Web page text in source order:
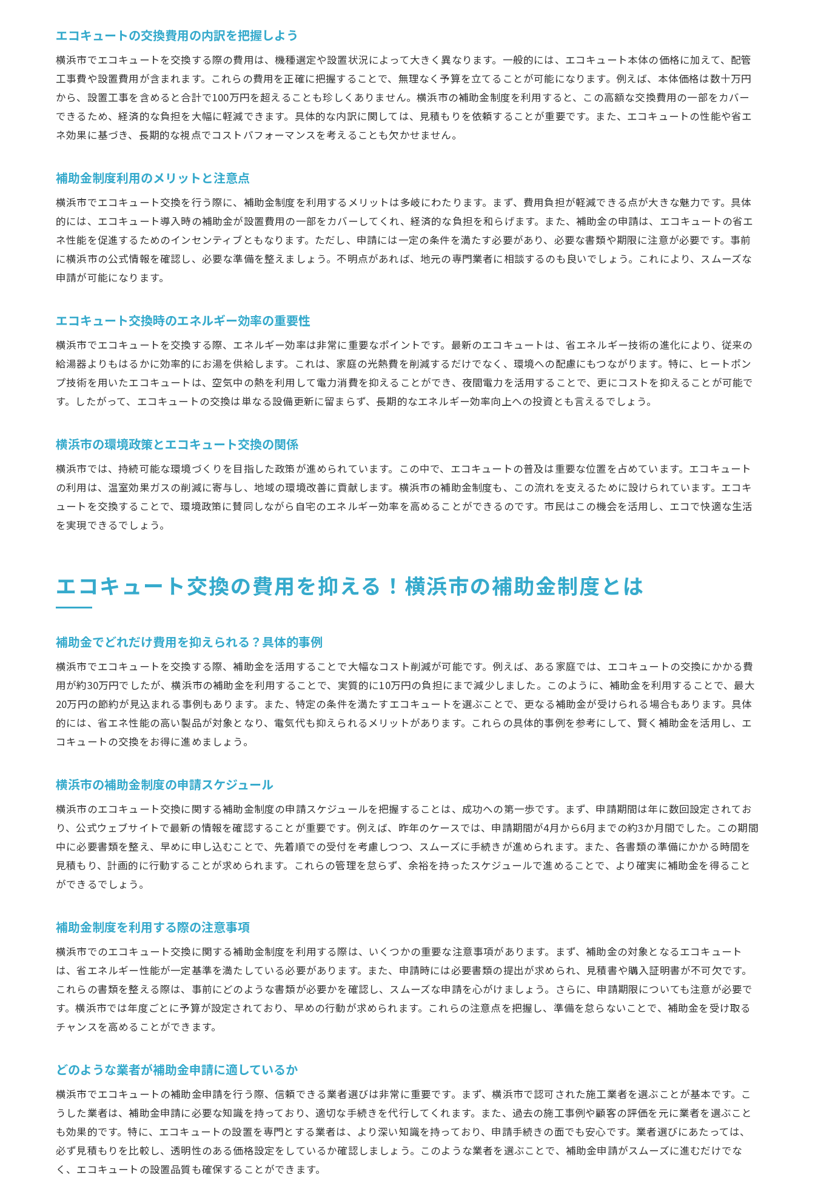
複数の補助金を併用する場合の注意点
補助金制度の改定情報を常にチェック
プロのサポートと自己準備、どちらが良いのか
補助金制度を利用したエコ家電選びのコツ
補助金を利用したエコキュートの維持費節約法
補助金だけでなくリースやローンも活用しよう
保険と補助金の組み合わせで安心の交換
交換時期を見極めて最大限の補助金を受け取る
成功事例に学ぶ！補助金活用法
補助金制度の変更に柔軟に対応する方法
実体験から紐解く補助金申請の裏技
エコキュート交換後における補助金の影響
地域特性を考慮した補助金活用のコツ
横浜市でのエコキュート交換に役立つ補助金申請のコツ
初めての申請でも安心！成功のための基本ポイント
申請窓口でのよくある質問とその回答
申請に強い業者選びのポイント
エコキュート交換のための最新補助金情報の入手法
横浜市でのエコキュート交換を補助金でお得に！手続きガイド
申請書類の書き方ガイドとサンプル
補助金制度を理解するための学習リソース
成功するためのプロとの連携術
補助金申請後の対応とフォローアップ
エコキュート交換後のアフターサポートを活用する
エコキュートの交換費用の内訳を把握しよう
横浜市でエコキュートを交換する際の費用は、機種選定や設置状況によって大きく異なります。一般的には、エコキュート本体の価格に加えて、配管
工事費や設置費用が含まれます。これらの費用を正確に把握することで、無理なく予算を立てることが可能になります。例えば、本体価格は数十万円
から、設置工事を含めると合計で100万円を超えることも珍しくありません。横浜市の補助金制度を利用すると、この高額な交換費用の一部をカバー
できるため、経済的な負担を大幅に軽減できます。具体的な内訳に関しては、見積もりを依頼することが重要です。また、エコキュートの性能や省エ
ネ効果に基づき、長期的な視点でコストパフォーマンスを考えることも欠かせません。
補助金制度利用のメリットと注意点
横浜市でエコキュート交換を行う際に、補助金制度を利用するメリットは多岐にわたります。まず、費用負担が軽減できる点が大きな魅力です。具体
的には、エコキュート導入時の補助金が設置費用の一部をカバーしてくれ、経済的な負担を和らげます。また、補助金の申請は、エコキュートの省エ
ネ性能を促進するためのインセンティブともなります。ただし、申請には一定の条件を満たす必要があり、必要な書類や期限に注意が必要です。事前
に横浜市の公式情報を確認し、必要な準備を整えましょう。不明点があれば、地元の専門業者に相談するのも良いでしょう。これにより、スムーズな
申請が可能になります。
エコキュート交換時のエネルギー効率の重要性
横浜市でエコキュートを交換する際、エネルギー効率は非常に重要なポイントです。最新のエコキュートは、省エネルギー技術の進化により、従来の
給湯器よりもはるかに効率的にお湯を供給します。これは、家庭の光熱費を削減するだけでなく、環境への配慮にもつながります。特に、ヒートポン
プ技術を用いたエコキュートは、空気中の熱を利用して電力消費を抑えることができ、夜間電力を活用することで、更にコストを抑えることが可能で
す。したがって、エコキュートの交換は単なる設備更新に留まらず、長期的なエネルギー効率向上への投資とも言えるでしょう。
横浜市の環境政策とエコキュート交換の関係
横浜市では、持続可能な環境づくりを目指した政策が進められています。この中で、エコキュートの普及は重要な位置を占めています。エコキュート
の利用は、温室効果ガスの削減に寄与し、地域の環境改善に貢献します。横浜市の補助金制度も、この流れを支えるために設けられています。エコキ
ュートを交換することで、環境政策に賛同しながら自宅のエネルギー効率を高めることができるのです。市民はこの機会を活用し、エコで快適な生活
を実現できるでしょう。
エコキュート交換の費用を抑える！横浜市の補助金制度とは
補助金でどれだけ費用を抑えられる？具体的事例
横浜市でエコキュートを交換する際、補助金を活用することで大幅なコスト削減が可能です。例えば、ある家庭では、エコキュートの交換にかかる費
用が約30万円でしたが、横浜市の補助金を利用することで、実質的に10万円の負担にまで減少しました。このように、補助金を利用することで、最大
20万円の節約が見込まれる事例もあります。また、特定の条件を満たすエコキュートを選ぶことで、更なる補助金が受けられる場合もあります。具体
的には、省エネ性能の高い製品が対象となり、電気代も抑えられるメリットがあります。これらの具体的事例を参考にして、賢く補助金を活用し、エ
コキュートの交換をお得に進めましょう。
横浜市の補助金制度の申請スケジュール
横浜市のエコキュート交換に関する補助金制度の申請スケジュールを把握することは、成功への第一歩です。まず、申請期間は年に数回設定されてお
り、公式ウェブサイトで最新の情報を確認することが重要です。例えば、昨年のケースでは、申請期間が4月から6月までの約3か月間でした。この期間
中に必要書類を整え、早めに申し込むことで、先着順での受付を考慮しつつ、スムーズに手続きが進められます。また、各書類の準備にかかる時間を
見積もり、計画的に行動することが求められます。これらの管理を怠らず、余裕を持ったスケジュールで進めることで、より確実に補助金を得ること
ができるでしょう。
補助金制度を利用する際の注意事項
横浜市でのエコキュート交換に関する補助金制度を利用する際は、いくつかの重要な注意事項があります。まず、補助金の対象となるエコキュート
は、省エネルギー性能が一定基準を満たしている必要があります。また、申請時には必要書類の提出が求められ、見積書や購入証明書が不可欠です。
これらの書類を整える際は、事前にどのような書類が必要かを確認し、スムーズな申請を心がけましょう。さらに、申請期限についても注意が必要で
す。横浜市では年度ごとに予算が設定されており、早めの行動が求められます。これらの注意点を把握し、準備を怠らないことで、補助金を受け取る
チャンスを高めることができます。
どのような業者が補助金申請に適しているか
横浜市でエコキュートの補助金申請を行う際、信頼できる業者選びは非常に重要です。まず、横浜市で認可された施工業者を選ぶことが基本です。こ
うした業者は、補助金申請に必要な知識を持っており、適切な手続きを代行してくれます。また、過去の施工事例や顧客の評価を元に業者を選ぶこと
も効果的です。特に、エコキュートの設置を専門とする業者は、より深い知識を持っており、申請手続きの面でも安心です。業者選びにあたっては、
必ず見積もりを比較し、透明性のある価格設定をしているか確認しましょう。このような業者を選ぶことで、補助金申請がスムーズに進むだけでな
く、エコキュートの設置品質も確保することができます。